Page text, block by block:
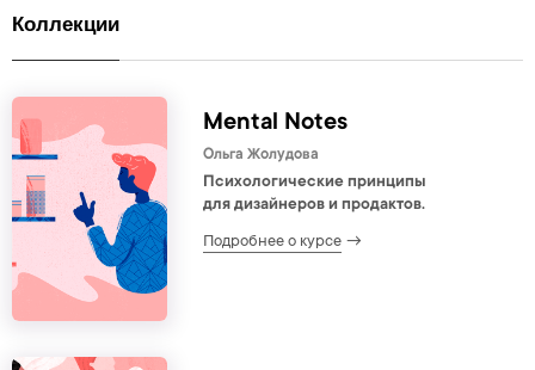
Коллекции
Mental Notes
Ольга Жолудова
Психологические принципы
для дизайнеров и продактов.
Подробнее о курсе